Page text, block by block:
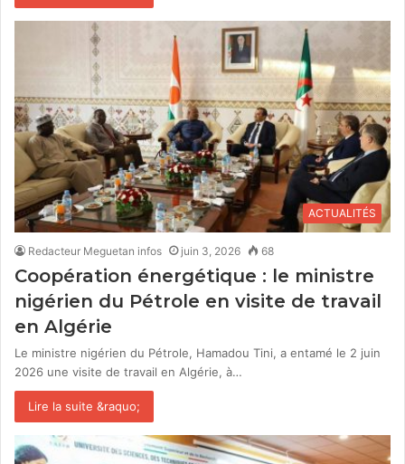
ACTUALITÉS
Redacteur Meguetan infos juin 3, 2026 68
Coopération énergétique : le ministre
nigérien du Pétrole en visite de travail
en Algérie
Le ministre nigérien du Pétrole, Hamadou Tini, a entamé le 2 juin
2026 une visite de travail en Algérie, à…
Lire la suite &raquo;